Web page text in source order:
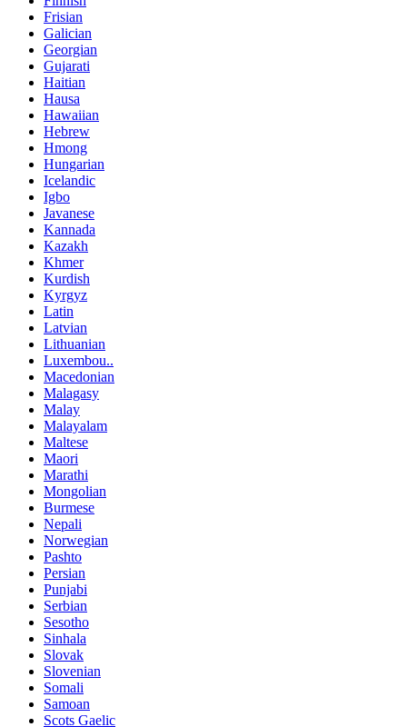
Frisian
Galician
Georgian
Gujarati
Haitian
Hausa
Hawaiian
Hebrew
Hmong
Hungarian
Icelandic
Igbo
Javanese
Kannada
Kazakh
Khmer
Kurdish
Kyrgyz
Latin
Latvian
Lithuanian
Luxembou..
Macedonian
Malagasy
Malay
Malayalam
Maltese
Maori
Marathi
Mongolian
Burmese
Nepali
Norwegian
Pashto
Persian
Punjabi
Serbian
Sesotho
Sinhala
Slovak
Slovenian
Somali
Samoan
Scots Gaelic